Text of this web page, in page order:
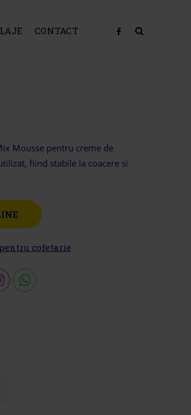
CONTACT
Mousse pentru creme de
fiind stabile la coacere si
cofetarie